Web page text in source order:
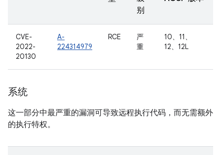
别
CVE-
2022-
20130
A-
224314979
RCE
严
重
10、11、
12、12L
系统
这一部分中最严重的漏洞可导致远程执行代码，而无需额外
的执行特权。